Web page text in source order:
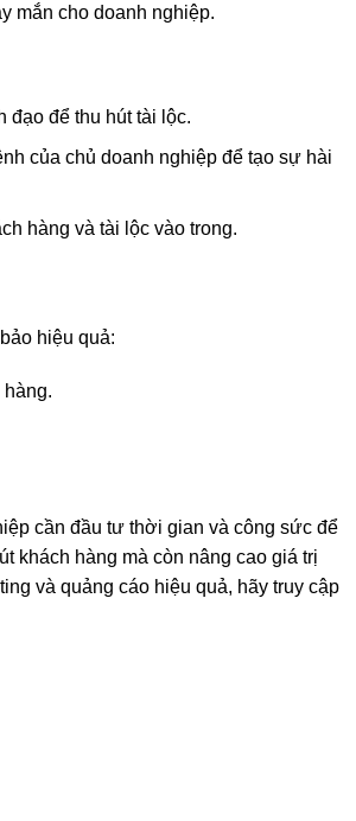
mắn cho doanh nghiệp.
để thu hút tài lộc.
của chủ doanh nghiệp để tạo sự hài
hàng và tài lộc vào trong.
hiệu quả:
cần đầu tư thời gian và công sức để
khách hàng mà còn nâng cao giá trị
và quảng cáo hiệu quả, hãy truy cập